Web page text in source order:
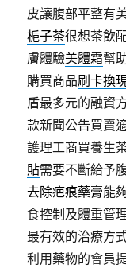
皮讓腹部平整有
梔子茶很想茶飲
膚體驗美體霜幫
購買商品刷卡換
盾最多元的融資
款新聞公告買賣
護理工商買養生
貼需要不斷給予
去除疤痕藥膏能
食控制及體重管
最有效的治療方
利用藥物的會員